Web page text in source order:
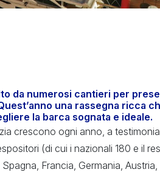
da numerosi cantieri per
una rassegna ricca
la barca sognata e ideale.
crescono ogni anno, a
(di cui i nazionali 180 e il
Francia, Germania,